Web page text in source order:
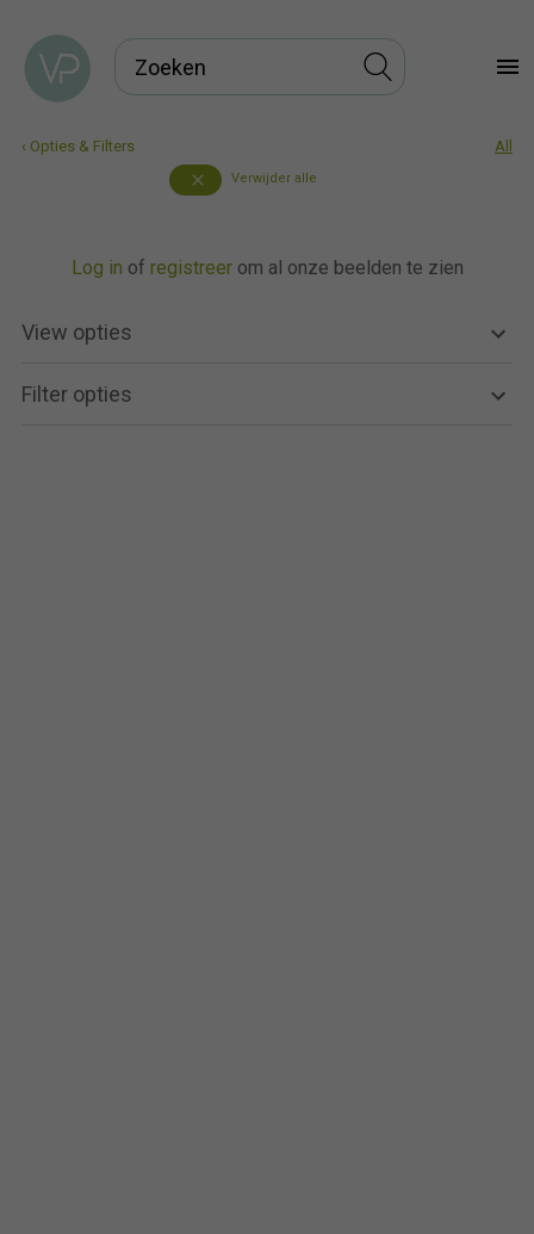
menu
‹ Opties & Filters
close Verwijder alle
All
Log in of registreer om al onze beelden te zien
View opties
Filter opties